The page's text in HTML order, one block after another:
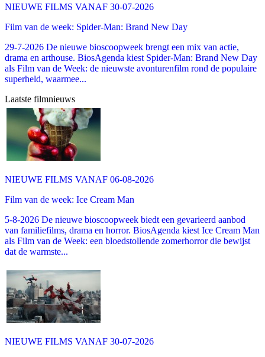
NIEUWE FILMS VANAF 30-07-2026
Film van de week: Spider-Man: Brand New Day
29-7-2026 De nieuwe bioscoopweek brengt een mix van actie,
drama en arthouse. BiosAgenda kiest Spider-Man: Brand New Day
als Film van de Week: de nieuwste avonturenfilm rond de populaire
superheld, waarmee...
Laatste filmnieuws
NIEUWE FILMS VANAF 06-08-2026
Film van de week: Ice Cream Man
5-8-2026 De nieuwe bioscoopweek biedt een gevarieerd aanbod
van familiefilms, drama en horror. BiosAgenda kiest Ice Cream Man
als Film van de Week: een bloedstollende zomerhorror die bewijst
dat de warmste...
NIEUWE FILMS VANAF 30-07-2026